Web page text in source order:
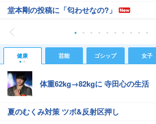
堂本剛の投稿に「匂わせなの?」
健康 芸能 ゴシップ 女子
体重62kg→82kgに 寺田心の生活
夏のむくみ対策 ツボ&反射区押し